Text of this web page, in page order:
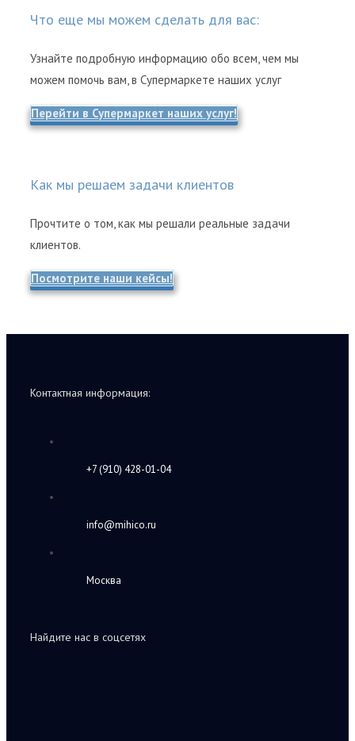
Что еще мы можем сделать для вас:
Узнайте подробную информацию обо всем, чем мы
можем помочь вам, в Супермаркете наших услуг
Перейти в Супермаркет наших услуг!
Как мы решаем задачи клиентов
Прочтите о том, как мы решали реальные задачи
клиентов.
Посмотрите наши кейсы!
Контактная информация:
+7 (910) 428-01-04
info@mihico.ru
Москва
Найдите нас в соцсетях